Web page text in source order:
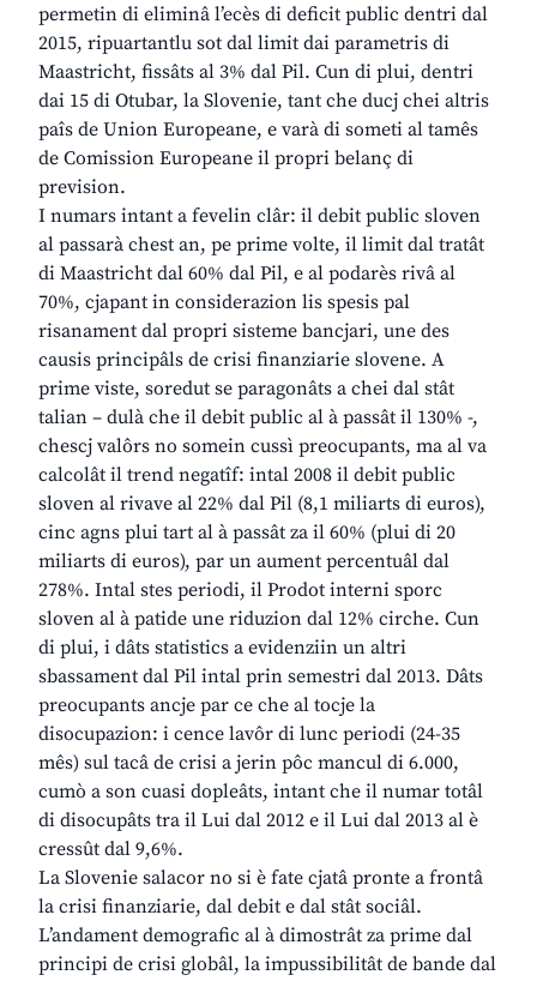
permetin di eliminâ l’ecès di deficit public dentri dal
2015, ripuartantlu sot dal limit dai parametris di
Maastricht, fissâts al 3% dal Pil. Cun di plui, dentri
dai 15 di Otubar, la Slovenie, tant che ducj chei altris
paîs de Union Europeane, e varà di someti al tamês
de Comission Europeane il propri belanç di
prevision.
I numars intant a fevelin clâr: il debit public sloven
al passarà chest an, pe prime volte, il limit dal tratât
di Maastricht dal 60% dal Pil, e al podarès rivâ al
70%, cjapant in considerazion lis spesis pal
risanament dal propri sisteme bancjari, une des
causis principâls de crisi finanziarie slovene. A
prime viste, soredut se paragonâts a chei dal stât
talian – dulà che il debit public al à passât il 130% -,
chescj valôrs no somein cussì preocupants, ma al va
calcolât il trend negatîf: intal 2008 il debit public
sloven al rivave al 22% dal Pil (8,1 miliarts di euros),
cinc agns plui tart al à passât za il 60% (plui di 20
miliarts di euros), par un aument percentuâl dal
278%. Intal stes periodi, il Prodot interni sporc
sloven al à patide une riduzion dal 12% cirche. Cun
di plui, i dâts statistics a evidenziin un altri
sbassament dal Pil intal prin semestri dal 2013. Dâts
preocupants ancje par ce che al tocje la
disocupazion: i cence lavôr di lunc periodi (24-35
mês) sul tacâ de crisi a jerin pôc mancul di 6.000,
cumò a son cuasi dopleâts, intant che il numar totâl
di disocupâts tra il Lui dal 2012 e il Lui dal 2013 al è
cressût dal 9,6%.
La Slovenie salacor no si è fate cjatâ pronte a frontâ
la crisi finanziarie, dal debit e dal stât sociâl.
L’andament demografic al à dimostrât za prime dal
principi de crisi globâl, la impussibilitât de bande dal